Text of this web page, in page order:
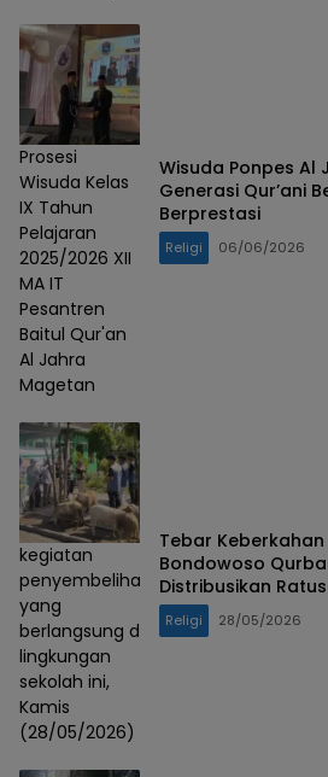
Prosesi
Wisuda Kelas
IX Tahun
Pelajaran
2025/2026 XII
MA IT
Pesantren
Baitul Qur'an
Al Jahra
Magetan
‎Wisuda Ponpes
Generasi Qur’ani
Berprestasi
Religi 06/06/2026
kegiatan
penyembelihan
yang
berlangsung di
lingkungan
sekolah ini,
Kamis
(28/05/2026)
Tebar Keberkahan
Bondowoso
Distribusikan
Warga Terpencil
Religi 28/05/2026